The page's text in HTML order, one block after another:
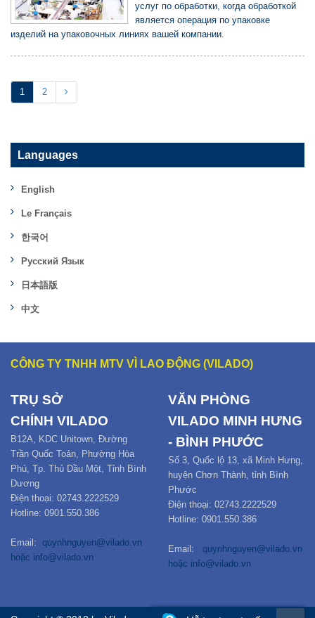
услуг по обработки, когда обработкой
является операция по упаковке
изделий на упаковочных линиях вашей компании.
1 2
Languages
English
Le Français
한국어
Русский Язык
日本語版
中文
CÔNG TY TNHH MTV VÌ LAO ĐỘNG (VILADO)
TRỤ SỞ
CHÍNH VILADO
B12A, KDC Unitown, Đường
Trần Quốc Toản, Phường Hòa
Phú, Tp. Thủ Dầu Một, Tỉnh Bình
Dương
Điện thoại: 02743.2222529
Hotline: 0901.550.386
Email: quynhnguyen@vilado.vn
hoặc info@vilado.vn
VĂN PHÒNG
VILADO MINH HƯNG
- BÌNH PHƯỚC
Số 3, Quốc lộ 13, xã Minh Hưng,
huyện Chơn Thành, tỉnh Bình
Phước
Điện thoại: 02743.2222529
Hotline: 0901.550.386
Email:
quynhnguyen@vilado.vn
hoặc info@vilado.vn